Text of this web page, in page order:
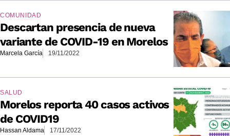
COMUNIDAD
Descartan presencia de nueva
variante de COVID-19 en Morelos
Marcela García 19/11/2022
SALUD
Morelos reporta 40 casos activos
de COVID19
Hassan Aldama 17/11/2022